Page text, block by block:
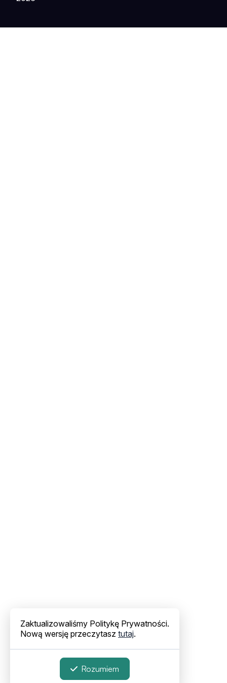
Zaktualizowaliśmy Politykę Prywatności.
Nową wersję przeczytasz tutaj.
Rozumiem